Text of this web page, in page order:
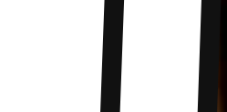
Mousqueton